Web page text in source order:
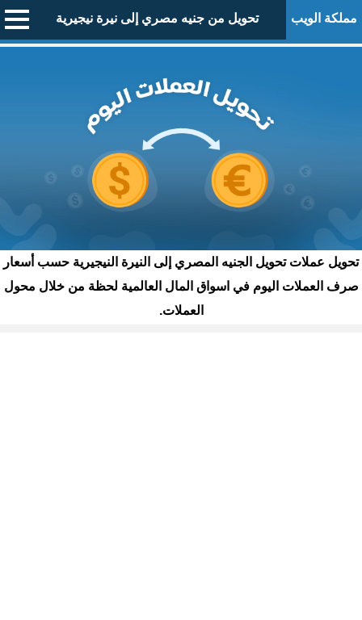
مملكة الويب تحويل من جنيه مصري إلى نيرة نيجيرية
تحويل عملات تحويل الجنيه المصري إلى النيرة النيجيرية حسب أسعار
صرف العملات اليوم في اسواق المال العالمية لحظة من خلال محول
العملات.